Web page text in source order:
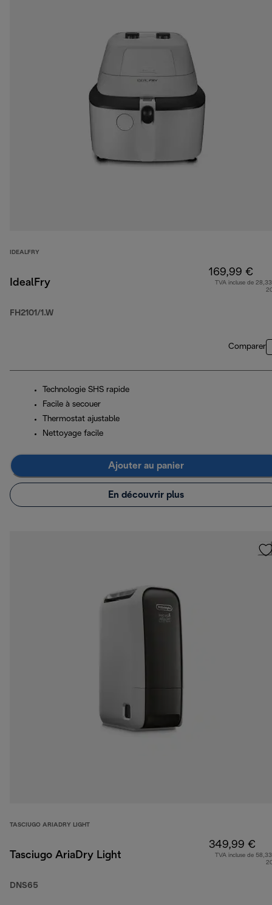
IDEALFRY
IdealFry
FH2101/1.W
169,99 €
TVA incluse de
Comparer
Technologie SHS rapide
Facile à secouer
Thermostat ajustable
Nettoyage facile
Ajouter au panier
En découvrir plus
TASCIUGO ARIADRY LIGHT
Tasciugo AriaDry Light
DNS65
349,99 €
TVA incluse de